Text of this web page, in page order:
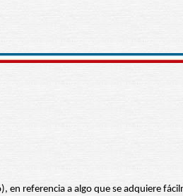
en referencia a algo que se adquiere